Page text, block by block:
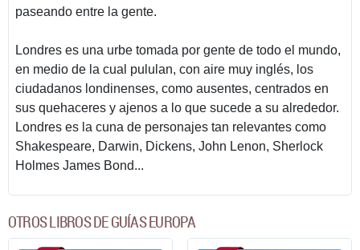
paseando entre la gente.
Londres es una urbe tomada por gente de todo el mundo,
en medio de la cual pululan, con aire muy inglés, los
ciudadanos londinenses, como ausentes, centrados en
sus quehaceres y ajenos a lo que sucede a su alrededor.
Londres es la cuna de personajes tan relevantes como
Shakespeare, Darwin, Dickens, John Lenon, Sherlock
Holmes James Bond...
OTROS LIBROS DE GUÍAS EUROPA